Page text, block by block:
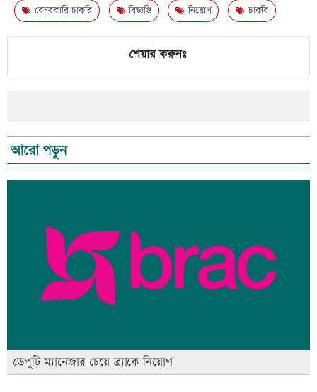
বেসরকারি চাকরি বিজ্ঞপ্তি নিয়োগ চাকরি
শেয়ার করুনঃ
আরো পড়ুন
ডেপুটি ম্যানেজার চেয়ে ব্র্যাকে নিয়োগ